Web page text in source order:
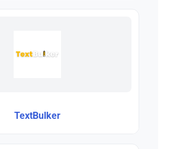
TextBulker